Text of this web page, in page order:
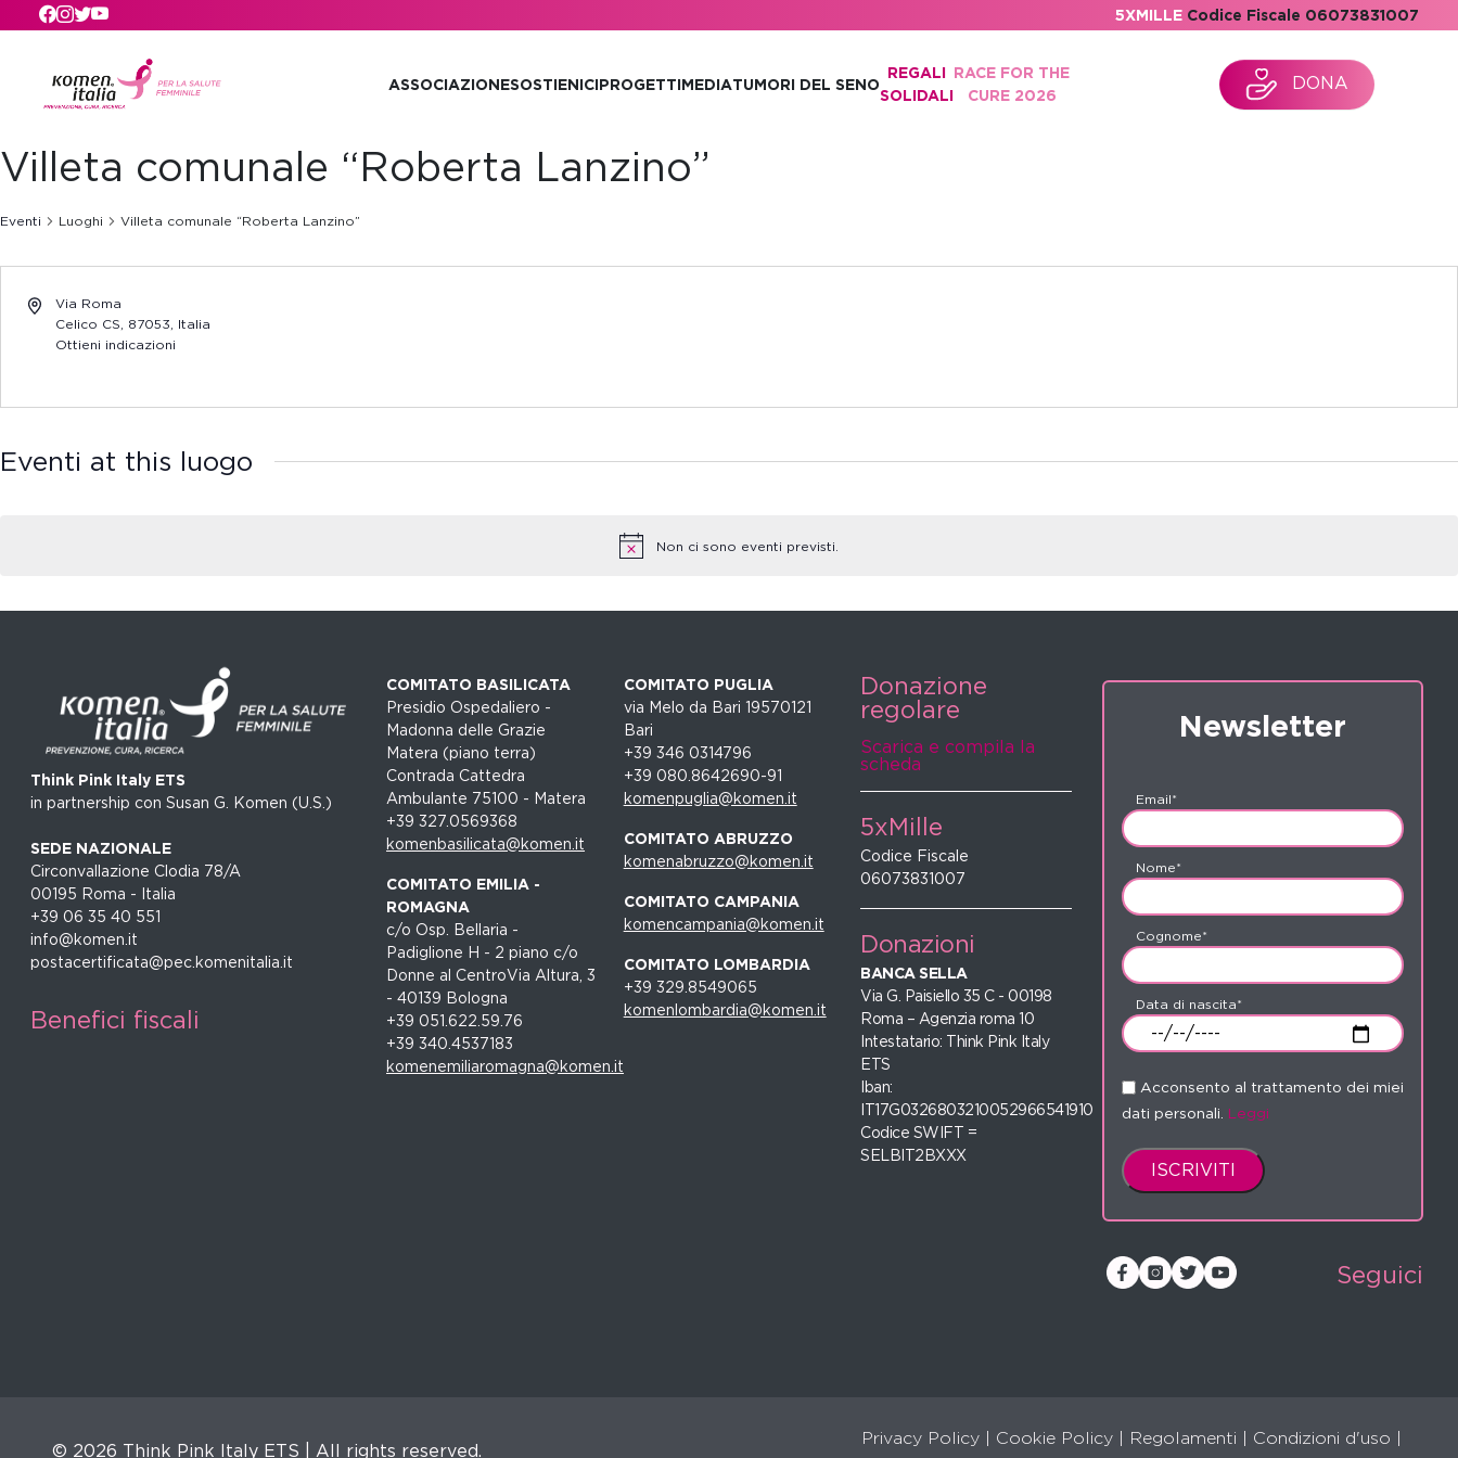
Skip to main content 5XMILLE Codice Fiscale 06073831007
ASSOCIAZIONESOSTIENICIPROGETTIMEDIATUMORI DEL SENO
REGALI
SOLIDALI
RACE FOR THE
CURE 2026
DONA
Non ci sono eventi previsti.
Villeta comunale “Roberta Lanzino”
Eventi Luoghi Villeta comunale “Roberta Lanzino”
Via Roma
Celico CS, 87053, Italia
Ottieni indicazioni
Eventi at this luogo
Think Pink Italy ETS
in partnership con Susan G. Komen (U.S.)
SEDE NAZIONALE
Circonvallazione Clodia 78/A
00195 Roma - Italia
+39 06 35 40 551
info@komen.it
postacertificata@pec.komenitalia.it
Benefici fiscali
COMITATO BASILICATA
Presidio Ospedaliero -
Madonna delle Grazie
Matera (piano terra)
Contrada Cattedra
Ambulante 75100 - Matera
+39 327.0569368
komenbasilicata@komen.it
COMITATO EMILIA -
ROMAGNA
c/o Osp. Bellaria -
Padiglione H - 2 piano c/o
Donne al CentroVia Altura, 3
- 40139 Bologna
+39 051.622.59.76
+39 340.4537183
komenemiliaromagna@komen.it
COMITATO PUGLIA
via Melo da Bari 19570121
Bari
+39 346 0314796
+39 080.8642690-91
komenpuglia@komen.it
COMITATO ABRUZZO
komenabruzzo@komen.it
COMITATO CAMPANIA
komencampania@komen.it
COMITATO LOMBARDIA
+39 329.8549065
komenlombardia@komen.it
Donazione
regolare
Scarica e compila la
scheda
5xMille
Codice Fiscale
06073831007
Donazioni
BANCA SELLA
Via G. Paisiello 35 C - 00198
Roma – Agenzia roma 10
Intestatario: Think Pink Italy
ETS
Iban:
IT17G0326803210052966541910
Codice SWIFT =
SELBIT2BXXX
Newsletter
Email*
Nome*
Cognome*
Data di nascita*
Acconsento al trattamento dei miei
dati personali. Leggi
Seguici
© 2026 Think Pink Italy ETS | All rights reserved.
Privacy Policy Cookie Policy Regolamenti
Condizioni d'uso |